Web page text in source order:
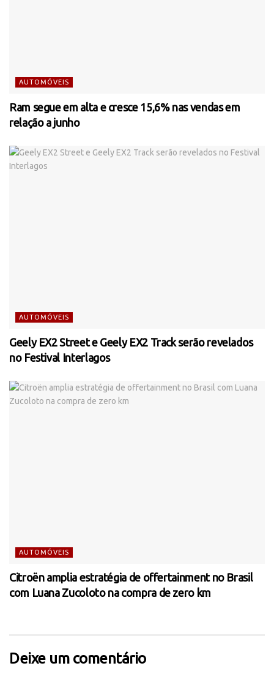
AUTOMÓVEIS
Ram segue em alta e cresce 15,6% nas vendas em
relação a junho
AUTOMÓVEIS
Geely EX2 Street e Geely EX2 Track serão revelados
no Festival Interlagos
AUTOMÓVEIS
Citroën amplia estratégia de offertainment no Brasil
com Luana Zucoloto na compra de zero km
Deixe um comentário